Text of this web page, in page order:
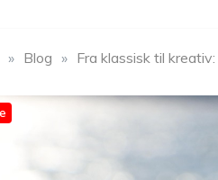
» Blog » Fra klassisk til